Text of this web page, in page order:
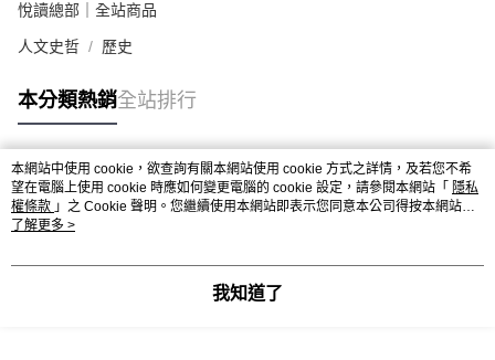
悅讀總部｜全站商品
人文史哲 歷史
本分類熱銷全站排行
熱門標籤
本網站中使用 cookie，欲查詢有關本網站使用 cookie 方式之詳情，及若您不希
望在電腦上使用 cookie 時應如何變更電腦的 cookie 設定，請參閱本網站「 隱私
權條款 」之 Cookie 聲明。您繼續使用本網站即表示您同意本公司得按本網站使
用條款之 Cookie 聲明使用 cookie。
了解更多 >
我知道了